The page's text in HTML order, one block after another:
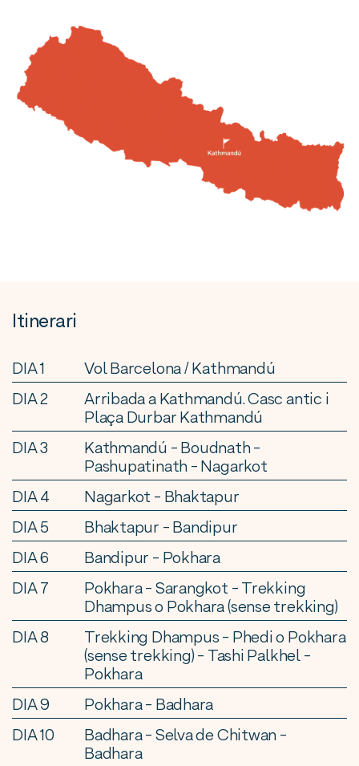
Itinerari
DIA 1
Vol Barcelona / Kathmandú
DIA 2
Arribada a Kathmandú. Casc antic i
Plaça Durbar Kathmandú
DIA 3
Kathmandú - Boudnath -
Pashupatinath - Nagarkot
DIA 4
Nagarkot - Bhaktapur
DIA 5
Bhaktapur - Bandipur
DIA 6
Bandipur - Pokhara
DIA 7
Pokhara - Sarangkot - Trekking
Dhampus o Pokhara (sense trekking)
DIA 8
Trekking Dhampus - Phedi o Pokhara
(sense trekking) - Tashi Palkhel -
Pokhara
DIA 9
Pokhara - Badhara
DIA 10
Badhara - Selva de Chitwan -
Badhara